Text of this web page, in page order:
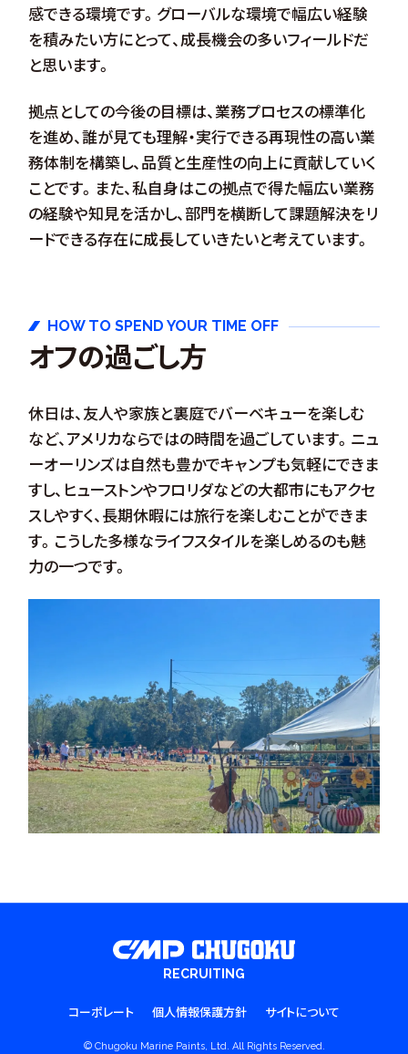
感できる環境です。グローバルな環境で幅広い経験
を積みたい方にとって、成長機会の多いフィールドだ
と思います。
拠点としての今後の目標は、業務プロセスの標準化
を進め、誰が見ても理解・実行できる再現性の高い業
務体制を構築し、品質と生産性の向上に貢献していく
ことです。また、私自身はこの拠点で得た幅広い業務
の経験や知見を活かし、部門を横断して課題解決をリ
ードできる存在に成長していきたいと考えています。
HOW TO SPEND YOUR TIME OFF
オフの過ごし方
休日は、友人や家族と裏庭でバーベキューを楽しむ
など、アメリカならではの時間を過ごしています。ニュ
ーオーリンズは自然も豊かでキャンプも気軽にできま
すし、ヒューストンやフロリダなどの大都市にもアクセ
スしやすく、長期休暇には旅行を楽しむことができま
す。こうした多様なライフスタイルを楽しめるのも魅
力の一つです。
RECRUITING
コーポレート 個人情報保護方針 サイトについて
© Chugoku Marine Paints, Ltd. All Rights Reserved.